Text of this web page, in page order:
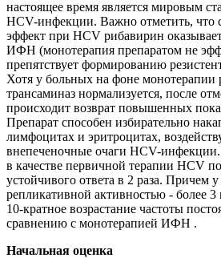
настоящее время является мировым
HCV-инфекции. Важно отметить, что
эффект при HCV рибавирин
ИФН (монотерапия препаратом не
препятствует формированию
Хотя у больных на фоне монотерапии
трансаминаз нормализуется, после
происходит возврат повышенных
Препарат способен избирательно
лимфоцитах и эритроцитах,
внепеченочные очаги HCV-
в качестве первичной терапии HCV
устойчивого ответа в 2 раза. Причем
репликативной активностью - более
10-кратное возрастание частоты
сравнению с монотерапией ИФН .
Начальная оценка